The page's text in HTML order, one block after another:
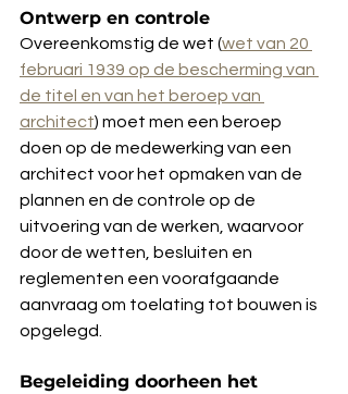
Ontwerp en controle
Overeenkomstig de wet (wet van 20
februari 1939 op de bescherming van
de titel en van het beroep van
architect) moet men een beroep
doen op de medewerking van een
architect voor het opmaken van de
plannen en de controle op de
uitvoering van de werken, waarvoor
door de wetten, besluiten en
reglementen een voorafgaande
aanvraag om toelating tot bouwen is
opgelegd.
Begeleiding doorheen het